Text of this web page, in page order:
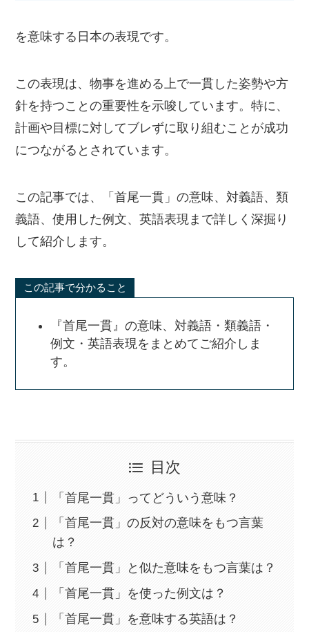
を意味する日本の表現です。
この表現は、物事を進める上で一貫した姿勢や方
針を持つことの重要性を示唆しています。特に、
計画や目標に対してブレずに取り組むことが成功
につながるとされています。
この記事では、「首尾一貫」の意味、対義語、類
義語、使用した例文、英語表現まで詳しく深掘り
して紹介します。
この記事で分かること
『首尾一貫』の意味、対義語・類義語・
例文・英語表現をまとめてご紹介しま
す。
目次
「首尾一貫」ってどういう意味？
「首尾一貫」の反対の意味をもつ言葉
は？
「首尾一貫」と似た意味をもつ言葉は？
「首尾一貫」を使った例文は？
「首尾一貫」を意味する英語は？